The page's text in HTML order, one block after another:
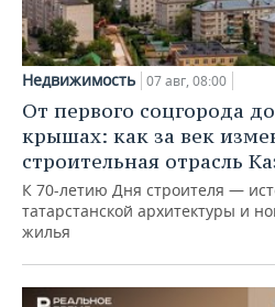
Недвижимость 07 авг, 08:00
От первого соцгорода
крышах: как за век
строительная отрасль
К 70-летию Дня строителя —
татарстанской архитектуры и
жилья